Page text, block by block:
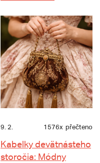
9. 2. 1576x přečteno
Kabelky devätnásteho
storočia: Módny